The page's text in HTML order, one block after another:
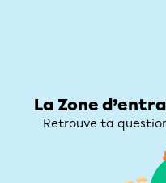
La Zone
Retrouve ta